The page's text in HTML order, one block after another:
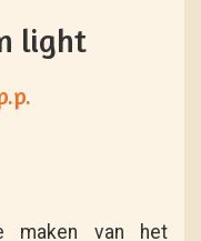
light
maken van het